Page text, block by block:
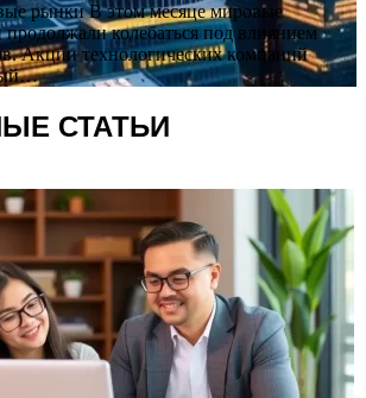
рынки В этом месяце мировые
колебаться под влиянием
Акции технологических компаний
СТАТЬИ